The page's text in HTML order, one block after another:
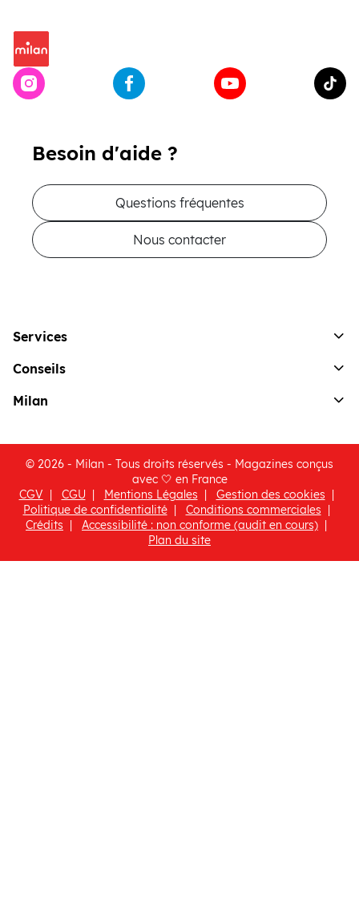
Besoin d'aide ?
Questions fréquentes
Nous contacter
Services
Conseils
Milan
© 2026 - Milan - Tous droits réservés - Magazines conçus
avec 🤍 en France
CGV
CGU Mentions Légales
Gestion des cookies
Politique de confidentialité(ouvre une nouvelle fenêtre)
Conditions commerciales
Crédits
Accessibilité : non conforme (audit en cours)
Plan du site